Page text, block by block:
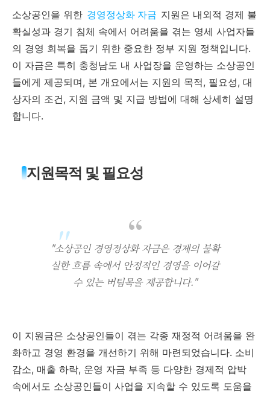
소상공인을 위한 경영정상화 자금 지원은 내외적 경제 불
확실성과 경기 침체 속에서 어려움을 겪는 영세 사업자들
의 경영 회복을 돕기 위한 중요한 정부 지원 정책입니다.
이 자금은 특히 충청남도 내 사업장을 운영하는 소상공인
들에게 제공되며, 본 개요에서는 지원의 목적, 필요성, 대
상자의 조건, 지원 금액 및 지급 방법에 대해 상세히 설명
합니다.
지원목적 및 필요성
"소상공인 경영정상화 자금은 경제의 불확
실한 흐름 속에서 안정적인 경영을 이어갈
수 있는 버팀목을 제공합니다."
이 지원금은 소상공인들이 겪는 각종 재정적 어려움을 완
화하고 경영 환경을 개선하기 위해 마련되었습니다. 소비
감소, 매출 하락, 운영 자금 부족 등 다양한 경제적 압박
속에서도 소상공인들이 사업을 지속할 수 있도록 도움을